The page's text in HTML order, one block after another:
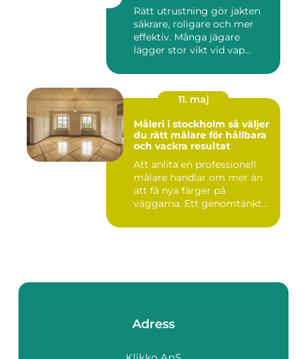
Rätt utrustning gör jakten
säkrare, roligare och mer
effektiv. Många jägare
lägger stor vikt vid vap...
11. maj
Måleri i stockholm så väljer
du rätt målare för hållbara
och vackra resultat
Att anlita en professionell
målare handlar om mer än
att få nya färger på
väggarna. Ett genomtänkt
Adress